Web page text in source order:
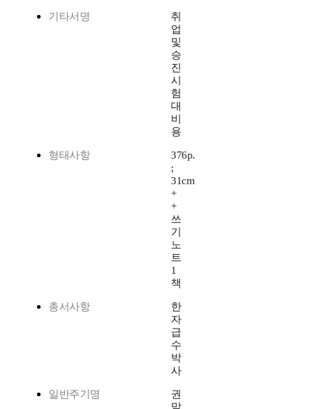
기타서명
취
업
및
승
진
시
험
대
비
용
형태사항
376p.
;
31cm
+
+
쓰
기
노
트
1
책
총서사항
한
자
급
수
박
사
일반주기명
권